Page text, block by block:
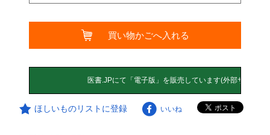
買い物かごへ入れる
ほしいものリストに登録 いいね